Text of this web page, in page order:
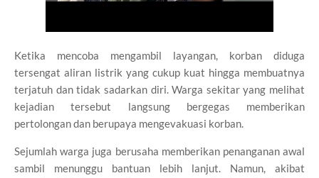
Ketika mencoba mengambil layangan, korban diduga
tersengat aliran listrik yang cukup kuat hingga membuatnya
terjatuh dan tidak sadarkan diri. Warga sekitar yang melihat
kejadian tersebut langsung bergegas memberikan
pertolongan dan berupaya mengevakuasi korban.
Sejumlah warga juga berusaha memberikan penanganan awal
sambil menunggu bantuan lebih lanjut. Namun, akibat